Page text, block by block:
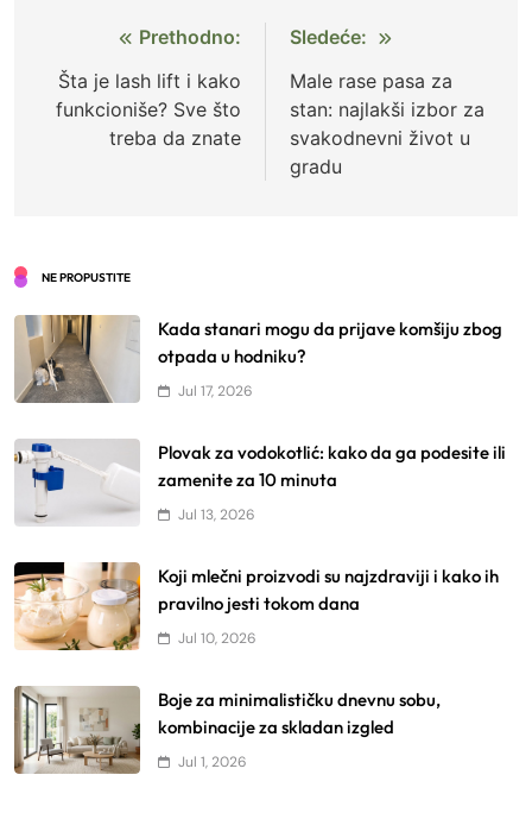
Kretanje
članka
Prethodno:
Šta je lash lift i kako
funkcioniše? Sve što
treba da znate
Sledeće:
Male rase pasa za
stan: najlakši izbor za
svakodnevni život u
gradu
NE PROPUSTITE
Kada stanari mogu da prijave komšiju zbog
otpada u hodniku?
Jul 17, 2026
Plovak za vodokotlić: kako da ga podesite ili
zamenite za 10 minuta
Jul 13, 2026
Koji mlečni proizvodi su najzdraviji i kako ih
pravilno jesti tokom dana
Jul 10, 2026
Boje za minimalističku dnevnu sobu,
kombinacije za skladan izgled
Jul 1, 2026